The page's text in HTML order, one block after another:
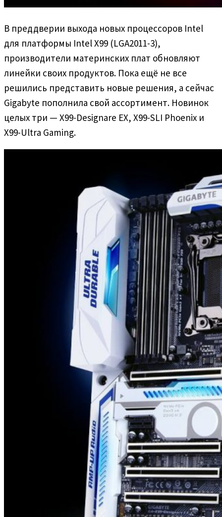
В преддверии выхода новых процессоров Intel
для платформы Intel X99 (LGA2011-3),
производители материнских плат обновляют
линейки своих продуктов. Пока ещё не все
решились представить новые решения, а сейчас
Gigabyte пополнила свой ассортимент. Новинок
целых три — X99-Designare EX, X99-SLI Phoenix и
X99-Ultra Gaming.